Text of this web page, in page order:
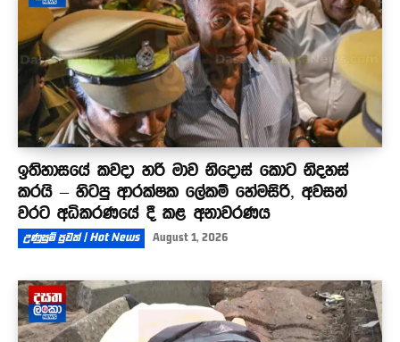
ඉතිහාසයේ කවදා හරි මාව නිදොස් කොට නිදහස්
කරයි – හිටපු ආරක්ෂක ලේකම් හේමසිරි, අවසන්
වරට අධිකරණයේ දී කළ අනාවරණය
උණුසුම් පුවත් | Hot News August 1, 2026